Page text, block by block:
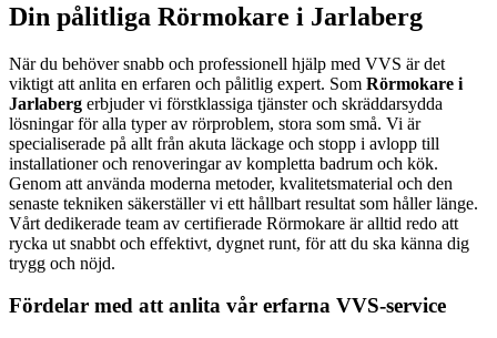
Din pålitliga Rörmokare i Jarlaberg
När du behöver snabb och professionell hjälp med VVS är det
viktigt att anlita en erfaren och pålitlig expert. Som Rörmokare i
Jarlaberg erbjuder vi förstklassiga tjänster och skräddarsydda
lösningar för alla typer av rörproblem, stora som små. Vi är
specialiserade på allt från akuta läckage och stopp i avlopp till
installationer och renoveringar av kompletta badrum och kök.
Genom att använda moderna metoder, kvalitetsmaterial och den
senaste tekniken säkerställer vi ett hållbart resultat som håller länge.
Vårt dedikerade team av certifierade Rörmokare är alltid redo att
rycka ut snabbt och effektivt, dygnet runt, för att du ska känna dig
trygg och nöjd.
Fördelar med att anlita vår erfarna VVS-service